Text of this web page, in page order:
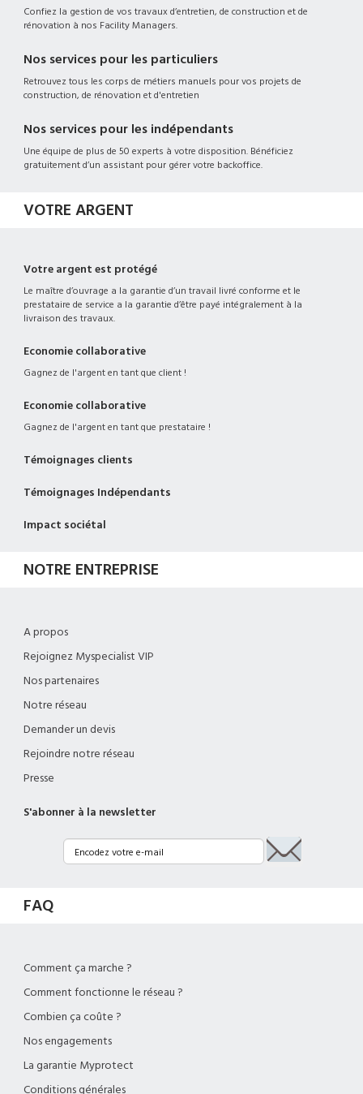
Confiez la gestion de vos travaux d’entretien, de construction et de
rénovation à nos Facility Managers.
Nos services pour les particuliers
Retrouvez tous les corps de métiers manuels pour vos projets de
construction, de rénovation et d'entretien
Nos services pour les indépendants
Une équipe de plus de 50 experts à votre disposition. Bénéficiez
gratuitement d’un assistant pour gérer votre backoffice.
VOTRE ARGENT
Votre argent est protégé
Le maître d’ouvrage a la garantie d’un travail livré conforme et le
prestataire de service a la garantie d’être payé intégralement à la
livraison des travaux.
Economie collaborative
Gagnez de l'argent en tant que client !
Economie collaborative
Gagnez de l'argent en tant que prestataire !
Témoignages clients
Témoignages Indépendants
Impact sociétal
NOTRE ENTREPRISE
A propos
Rejoignez Myspecialist VIP
Nos partenaires
Notre réseau
Demander un devis
Rejoindre notre réseau
Presse
S'abonner à la newsletter
FAQ
Comment ça marche ?
Comment fonctionne le réseau ?
Combien ça coûte ?
Nos engagements
La garantie Myprotect
Conditions générales